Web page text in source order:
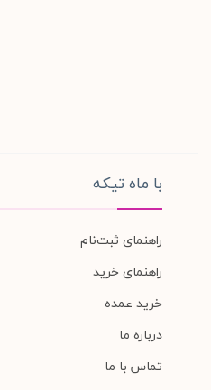
با ماه تیکه
راهنمای ثبت‌نام
راهنمای خرید
خرید عمده
درباره ما
تماس با ما